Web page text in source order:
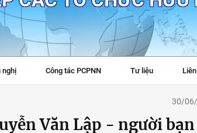
nghị Công tác PCPNN Tư liệu
30/06/
Văn Lập - người